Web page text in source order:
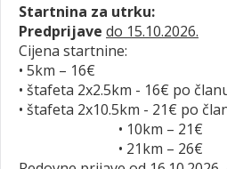
Startnina za utrku:
Predprijave do 15.10.2026.
Cijena startnine:
• 5km – 16€
• štafeta 2x2.5km - 16€ po
• štafeta 2x10.5km - 21€ po
• 10km – 21€
• 21km – 26€